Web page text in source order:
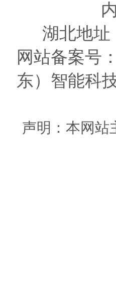
湖北地址
网站备案号：
东）智能科
声明：本网站